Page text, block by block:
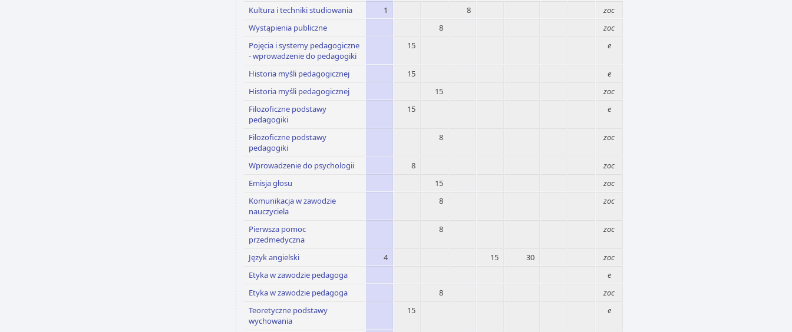
Kultura i techniki studiowania
1 8
zoc
Wystąpienia publiczne
8
zoc
Pojęcia i systemy pedagogiczne
- wprowadzenie do pedagogiki
15 e
Historia myśli pedagogicznej 15
e
Historia myśli pedagogicznej
15
zoc
Filozoficzne podstawy
pedagogiki
15 e
Filozoficzne podstawy
pedagogiki
8 zoc
Wprowadzenie do psychologii 8
zoc
Emisja głosu
15
zoc
Komunikacja w zawodzie
nauczyciela
8 zoc
Pierwsza pomoc
przedmedyczna
8 zoc
Język angielski 4 15 30
zoc
Etyka w zawodzie pedagoga
e
Etyka w zawodzie pedagoga
8
zoc
Teoretyczne podstawy
wychowania
15 e